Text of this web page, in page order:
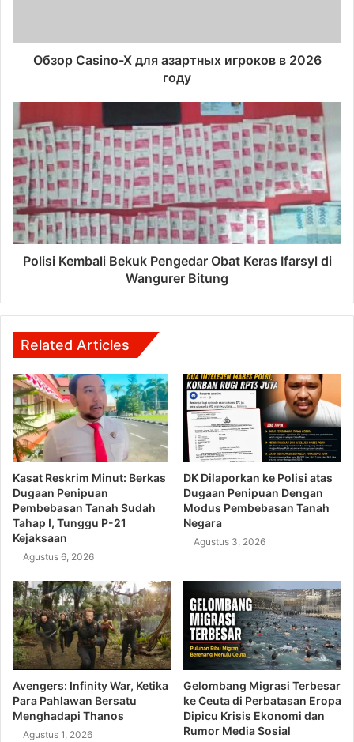
Обзор Casino-X для азартных игроков в 2026
году
Polisi Kembali Bekuk Pengedar Obat Keras Ifarsyl di
Wangurer Bitung
Related Articles
Kasat Reskrim Minut: Berkas
Dugaan Penipuan
Pembebasan Tanah Sudah
Tahap I, Tunggu P-21
Kejaksaan
Agustus 6, 2026
DK Dilaporkan ke Polisi atas
Dugaan Penipuan Dengan
Modus Pembebasan Tanah
Negara
Agustus 3, 2026
Avengers: Infinity War, Ketika
Para Pahlawan Bersatu
Menghadapi Thanos
Agustus 1, 2026
Gelombang Migrasi Terbesar
ke Ceuta di Perbatasan Eropa
Dipicu Krisis Ekonomi dan
Rumor Media Sosial